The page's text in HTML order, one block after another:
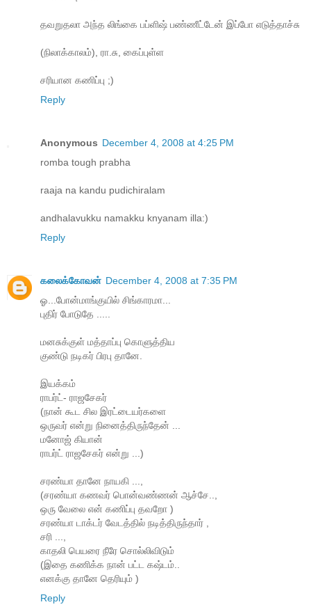
தவறுதலா அந்த லிங்கை பப்ளிஷ் பண்ணீட்டேன் இப்போ எடுத்தாச்சு
(நிலாக்காலம்), ரா.சு, கைப்புள்ள‌
சரியான கணிப்பு ;)
Reply
Anonymous December 4, 2008 at 4:25 PM
romba tough prabha
raaja na kandu pudichiralam
andhalavukku namakku knyanam illa:)
Reply
கலைக்கோவன் December 4, 2008 at 7:35 PM
ஓ...போன்மாங்குயில் சிங்காரமா...
புதிர் போடுதே .....
மனசுக்குள் மத்தாப்பு கொளுத்திய
குண்டு நடிகர் பிரபு தானே.
இயக்கம்
ராபர்ட்- ராஜசேகர்
(நான் கூட சில இரட்டையர்களை
ஒருவர் என்று நினைத்திருந்தேன் ...
மனோஜ் கியான்
ராபர்ட் ராஜசேகர் என்று ...)
சரண்யா தானே நாயகி ...,
(சரண்யா கணவர் பொன்வண்ணன் ஆச்சே..,
ஒரு வேலை என் கணிப்பு தவறோ )
சரண்யா டாக்டர் வேடத்தில் நடித்திருந்தார் ,
சரி ...,
காதலி பெயரை நீரே சொல்லிவிடும்
(இதை கணிக்க நான் பட்ட கஷ்டம்..
எனக்கு தானே தெரியும் )
Reply